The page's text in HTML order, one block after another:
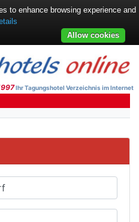
Ihr Tagungshotel Verzeichnis im Internet
to enhance browsing experience and
Allow cookies